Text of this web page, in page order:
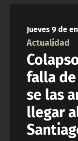
Jueves 9 de
Actualidad
falla
se las
llegar